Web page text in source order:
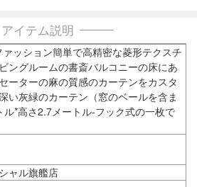
アイテム説明
ッション簡単で高精密な菱形テクスチ
ングルームの書斎バルコニーの床にあ
ーターの麻の質感のカーテンをカスタ
い灰緑のカーテン（窓のベールを含ま
ル*高さ2.7メートル-フック式の一枚で
ャル旗艦店